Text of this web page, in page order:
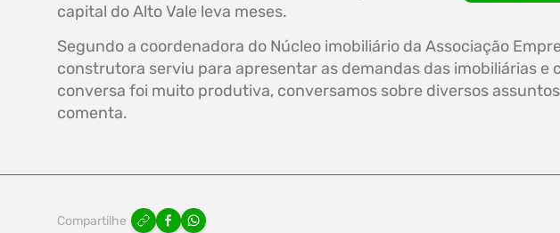
capital do Alto Vale leva meses.
Segundo a coordenadora do Núcleo imobiliário da Associação
construtora serviu para apresentar as demandas das imobiliárias
conversa foi muito produtiva, conversamos sobre diversos
comenta.
Compartilhe